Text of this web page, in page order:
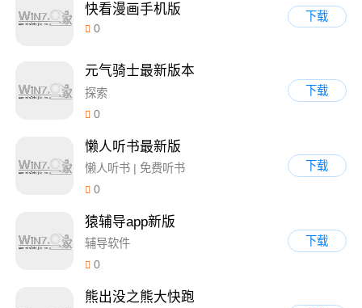
快看漫画手机版
0
下载
元气骑士最新版本
探索
0
下载
懒人听书最新版
懒人听书 | 免费听书
0
下载
猿辅导app新版
辅导软件
0
下载
熊出没之熊大快跑